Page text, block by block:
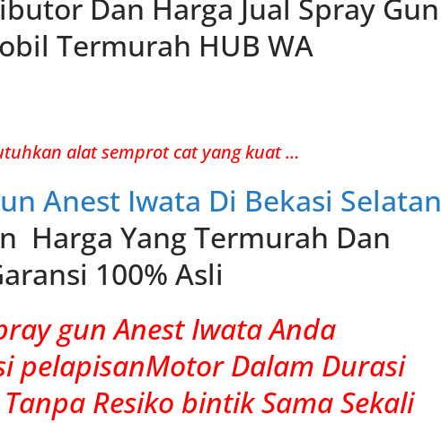
Dan Harga Jual Spray Gun
Termurah HUB WA
alat semprot cat yang kuat …
Anest Iwata Di Bekasi Selatan
Harga Yang Termurah Dan
100% Asli
gun Anest Iwata Anda
pelapisanMotor Dalam Durasi
Resiko bintik Sama Sekali